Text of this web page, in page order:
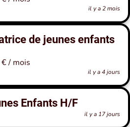
il y a 2 mois
de jeunes enfants
/ mois
il y a 4 jours
Enfants H/F
il y a 17 jours